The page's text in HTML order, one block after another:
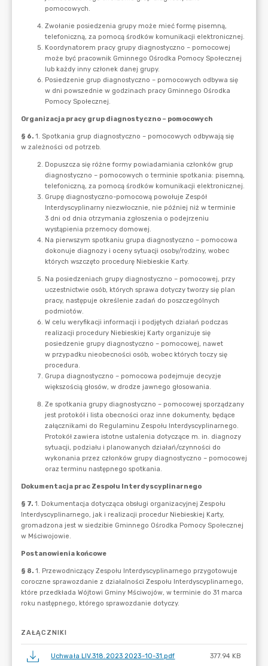
ZAŁĄCZNIKI
Uchwała LIV.318.2023 2023-10-31.pdf 377.94 KB